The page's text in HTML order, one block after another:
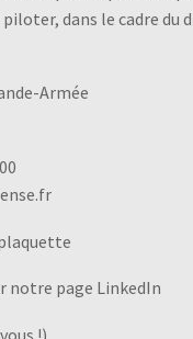
dans le cadre du
Armée
notre page LinkedIn
!)